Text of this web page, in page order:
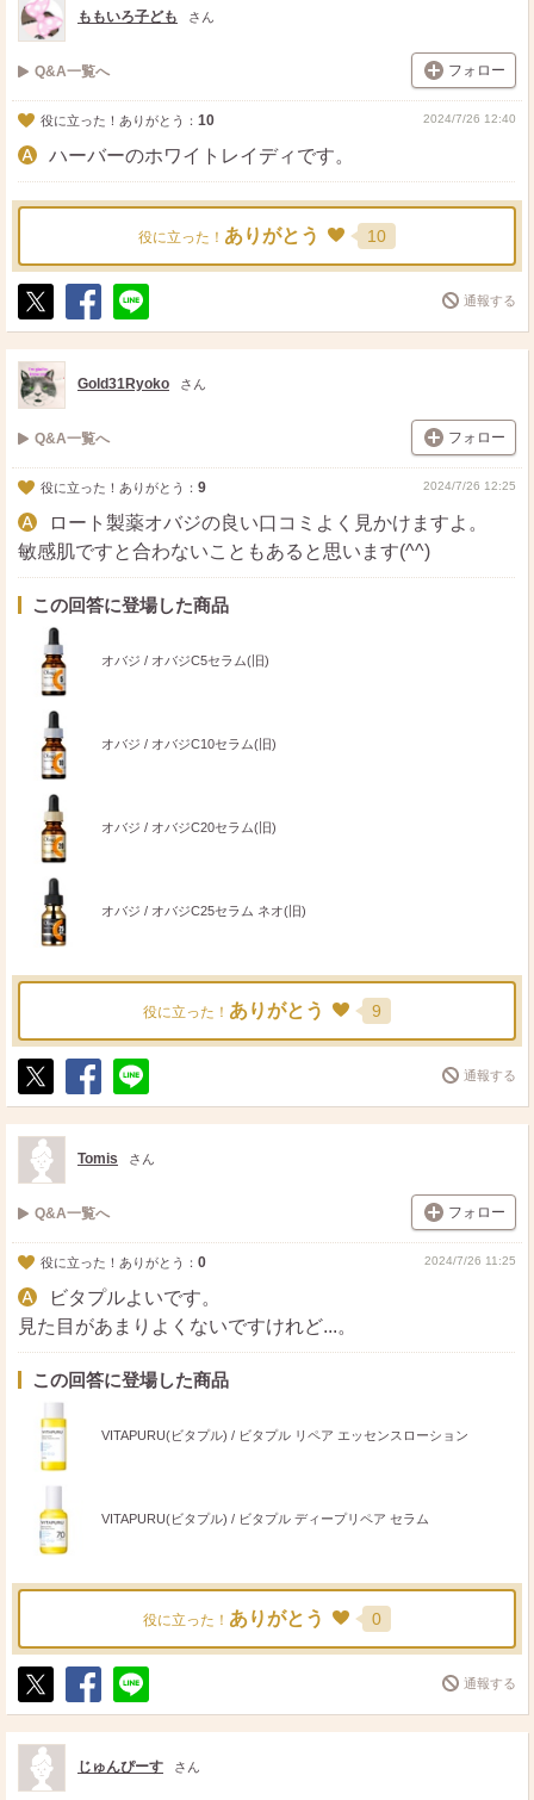
ももいろ子ども さん
Q&A一覧へ フォロー
役に立った！ありがとう： 10 2024/7/26 12:40
ハーバーのホワイトレイディです。
役に立った！ ありがとう 10
ポ
ス
ト
シ
ェ
送
る
通報する
Gold31Ryoko さん
Q&A一覧へ フォロー
役に立った！ありがとう： 9 2024/7/26 12:25
ロート製薬オバジの良い口コミよく見かけますよ。
敏感肌ですと合わないこともあると思います(^^)
この回答に登場した商品
オバジ / オバジC5セラム(旧)
オバジ / オバジC10セラム(旧)
オバジ / オバジC20セラム(旧)
オバジ / オバジC25セラム ネオ(旧)
役に立った！ ありがとう 9
ポ
ス
ト
シ
ェ
送
る
通報する
Tomis さん
Q&A一覧へ フォロー
役に立った！ありがとう： 0 2024/7/26 11:25
ビタプルよいです。
見た目があまりよくないですけれど...。
この回答に登場した商品
VITAPURU(ビタプル) / ビタプル リペア エッセンスローション
VITAPURU(ビタプル) / ビタプル ディープリペア セラム
役に立った！ ありがとう 0
ポ
ス
ト
シ
ェ
送
る
通報する
じゅんぴーす さん